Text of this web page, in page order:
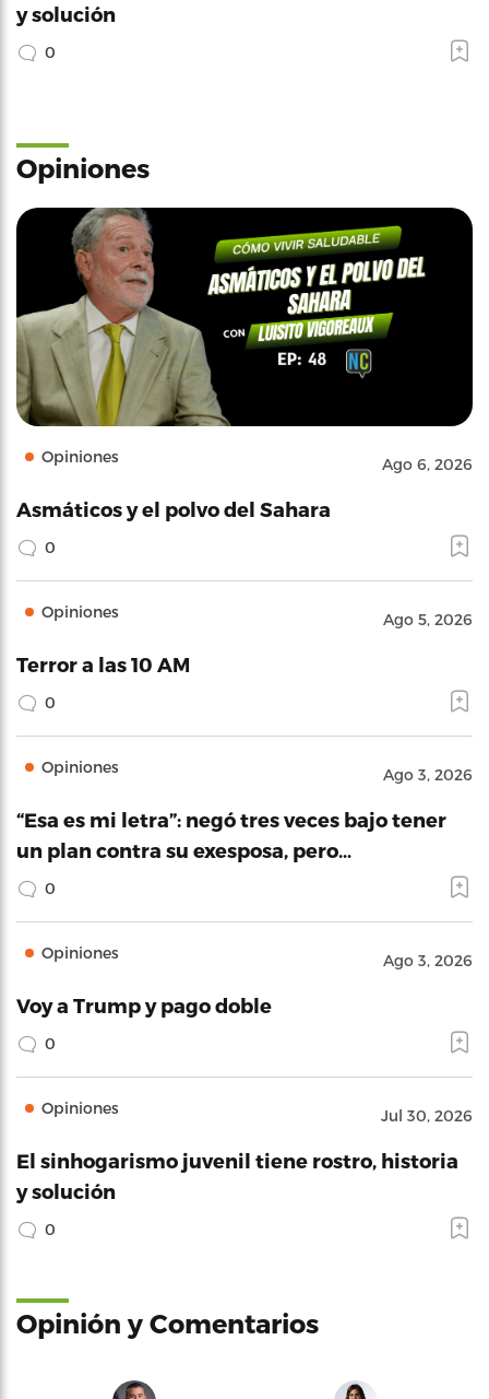
y solución
0
Opiniones
Opiniones Ago 6, 2026
Asmáticos y el polvo del Sahara
0
Opiniones Ago 5, 2026
Terror a las 10 AM
0
Opiniones Ago 3, 2026
“Esa es mi letra”: negó tres veces bajo tener
un plan contra su exesposa, pero…
0
Opiniones Ago 3, 2026
Voy a Trump y pago doble
0
Opiniones Jul 30, 2026
El sinhogarismo juvenil tiene rostro, historia
y solución
0
Opinión y Comentarios